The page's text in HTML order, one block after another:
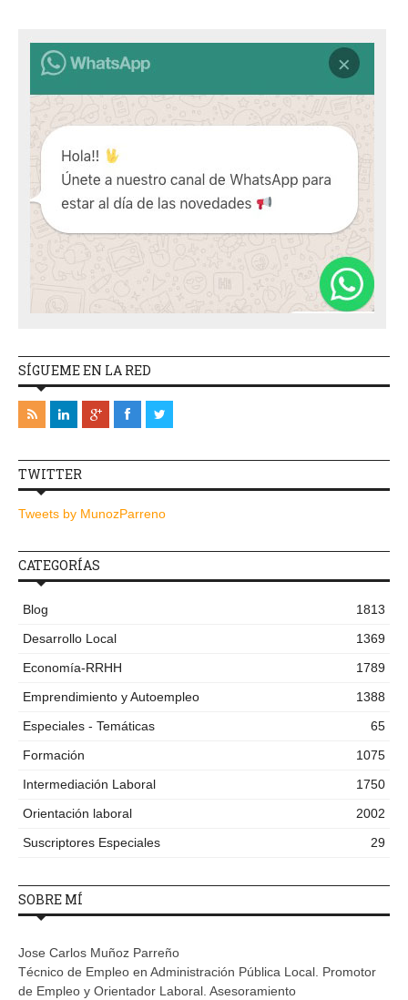
SÍGUEME EN LA RED
TWITTER
Tweets by MunozParreno
CATEGORÍAS
Blog
1813
Desarrollo Local
1369
Economía-RRHH
1789
Emprendimiento y Autoempleo
1388
Especiales - Temáticas
65
Formación
1075
Intermediación Laboral
1750
Orientación laboral
2002
Suscriptores Especiales
29
SOBRE MÍ
Jose Carlos Muñoz Parreño
Técnico de Empleo en Administración Pública Local. Promotor
de Empleo y Orientador Laboral. Asesoramiento